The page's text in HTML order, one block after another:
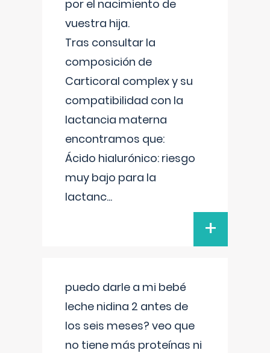
por el nacimiento de
vuestra hija.
Tras consultar la
composición de
Carticoral complex y su
compatibilidad con la
lactancia materna
encontramos que:
Ácido hialurónico: riesgo
muy bajo para la
lactanc...
+
puedo darle a mi bebé
leche nidina 2 antes de
los seis meses? veo que
no tiene más proteínas ni